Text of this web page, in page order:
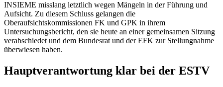
INSIEME misslang letztlich wegen Mängeln in der Führung und
Aufsicht. Zu diesem Schluss gelangen die
Oberaufsichtskommissionen FK und GPK in ihrem
Untersuchungsbericht, den sie heute an einer gemeinsamen Sitzung
verabschiedet und dem Bundesrat und der EFK zur Stellungnahme
überwiesen haben.
Hauptverantwortung klar bei der ESTV